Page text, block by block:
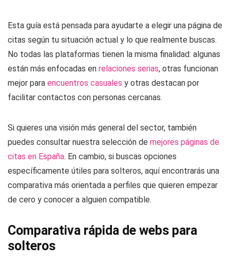
Esta guía está pensada para ayudarte a elegir una página de
citas según tu situación actual y lo que realmente buscas.
No todas las plataformas tienen la misma finalidad: algunas
están más enfocadas en relaciones serias, otras funcionan
mejor para encuentros casuales y otras destacan por
facilitar contactos con personas cercanas.
Si quieres una visión más general del sector, también
puedes consultar nuestra selección de mejores páginas de
citas en España. En cambio, si buscas opciones
específicamente útiles para solteros, aquí encontrarás una
comparativa más orientada a perfiles que quieren empezar
de cero y conocer a alguien compatible.
Comparativa rápida de webs para
solteros